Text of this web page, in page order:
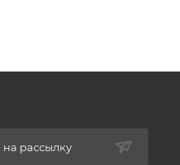
на рассылку